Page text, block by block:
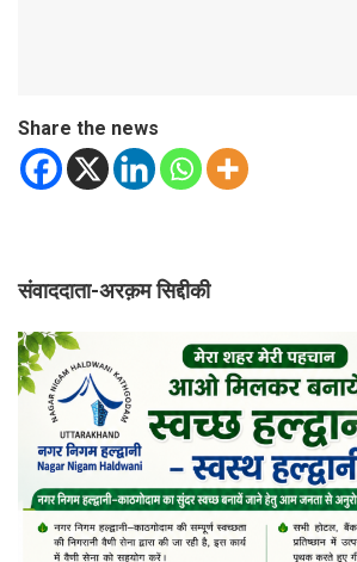
Share the news
संवाददाता-अरक़म सिद्दीकी